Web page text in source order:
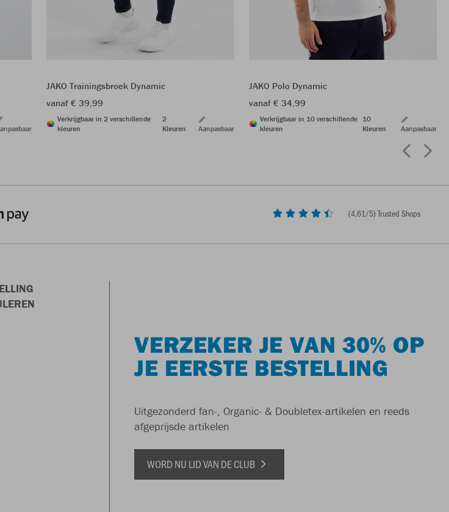
JAKO Trainingsbroek Dynamic
vanaf € 39,99
Verkrijgbaar in 2 verschillende
kleuren
2
Kleuren
Aanpasbaar
JAKO Polo Dynamic
vanaf € 34,99
Verkrijgbaar in 10 verschillende
kleuren
10
Kleuren
Aanpasbaar
(4,61/5) Trusted Shops
VERZEKER JE VAN 30% OP
JE EERSTE BESTELLING
Uitgezonderd fan-, Organic- & Doubletex-artikelen en reeds
afgeprijsde artikelen
WORD NU LID VAN DE CLUB